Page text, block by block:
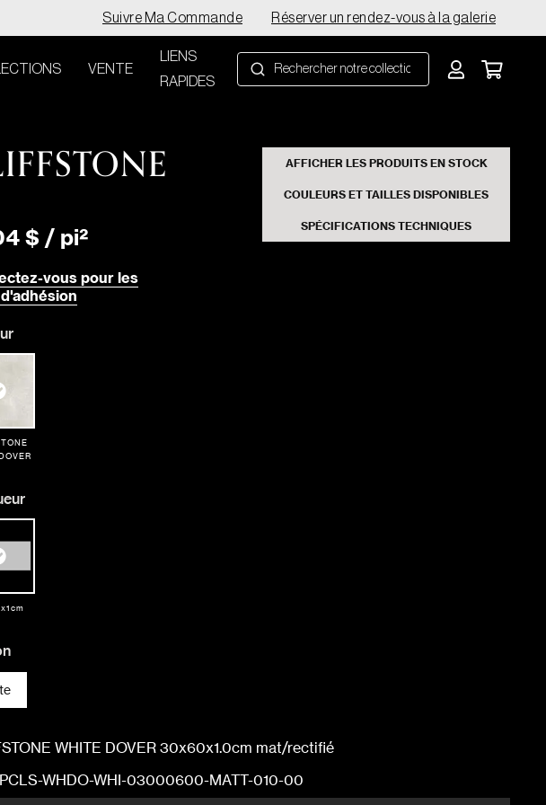
Suivre Ma Commande Réserver un rendez-vous à la galerie
VENTE
LIENS
RAPIDES
$ / pi²
AFFICHER LES PRODUITS EN STOCK
COULEURS ET TAILLES DISPONIBLES
SPÉCIFICATIONS TECHNIQUES
vous pour les
WHITE DOVER 30x60x1.0cm mat/rectifié
PCLS-WHDO-WHI-03000600-MATT-010-00